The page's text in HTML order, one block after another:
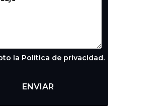
la Política de privacidad.